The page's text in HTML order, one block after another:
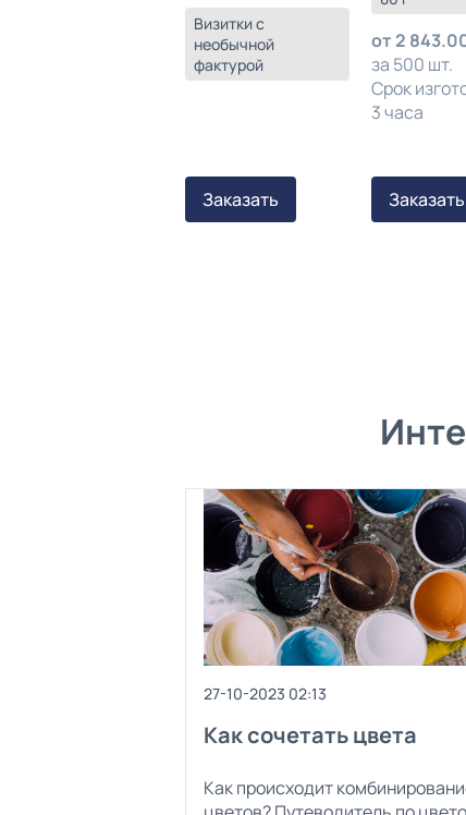
Визитки с
необычной
фактурой
Заказать
от2
за 500 шт.
Срок
3 часа
Заказать
27-10-2023 02:13
Как сочетать цвета
Как происходит